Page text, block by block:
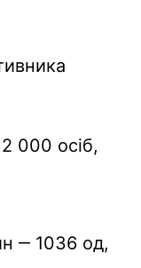
000 осіб,
‒ 1036 од,